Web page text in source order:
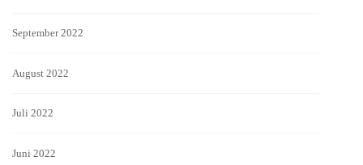
September 2022
August 2022
Juli 2022
Juni 2022